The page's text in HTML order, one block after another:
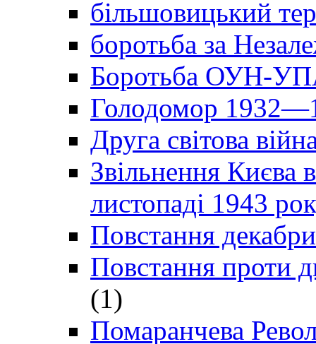
більшовицький
боротьба за
Боротьба ОУН-УПА
Голодомор
Друга світова
Звільнення Києва
листопаді 1943
Повстання
Повстання проти
(1)
Помаранчева